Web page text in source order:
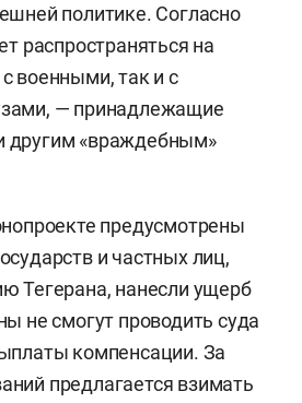
политике. Согласно
распространяться на
военными, так и с
— принадлежащие
«враждебным»
предусмотрены
и частных лиц,
Тегерана, нанесли ущерб
не смогут проводить суда
компенсации. За
предлагается взимать